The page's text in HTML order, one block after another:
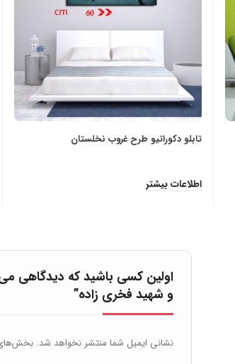
تابلو دکوراتیو طرح غروب نخلستان
اطلاعات بیشتر
اولین کسی باشید که دیدگاهی
و شهید فخری زاده”
نشانی ایمیل شما منتشر نخواهد شد. بخش‌های